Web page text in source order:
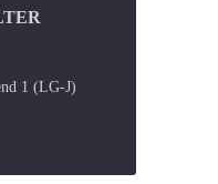
1 (LG-J)